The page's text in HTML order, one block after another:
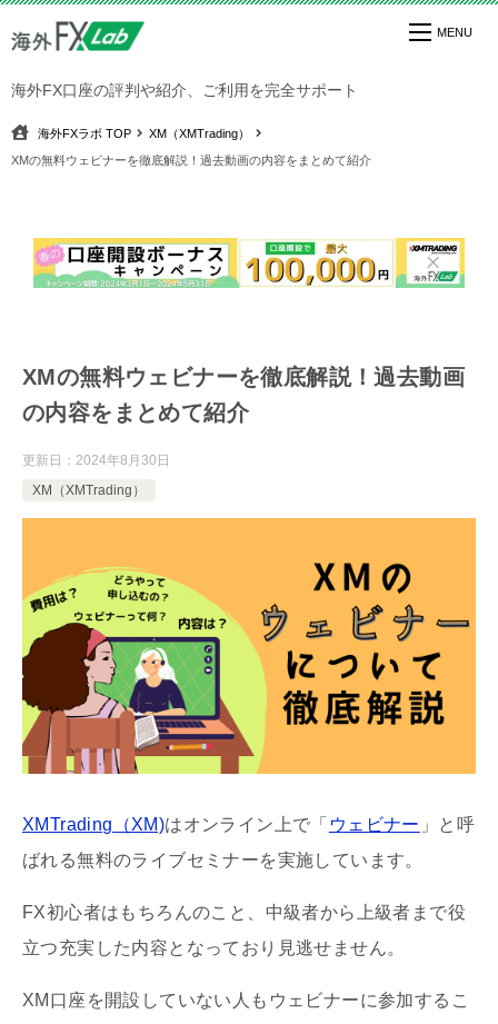
海外FX口座の評判や紹介、ご利用を完全サポート
海外FXラボ TOP
XM（XMTrading）
XMの無料ウェビナーを徹底解説！過去動画の内容をまとめて紹介
XMの無料ウェビナーを徹底解説！過去動画
の内容をまとめて紹介
更新日： 2024年8月30日
XM（XMTrading）
XMTrading（XM)はオンライン上で「 ウェビナー 」と呼
ばれる無料のライブセミナーを実施しています。
FX初心者はもちろんのこと、中級者から上級者まで役
立つ充実した内容となっており見逃せません。
XM口座を開設していない人もウェビナーに参加するこ